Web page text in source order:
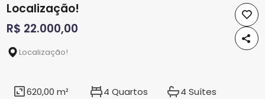
Localização!
R$ 22.000,00
Localização!
620,00 m² 4 Quartos
4 Suítes